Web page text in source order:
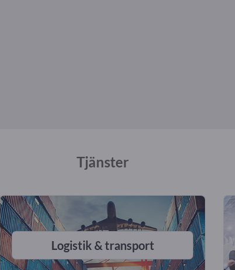
Tjänster
Logistik & transport